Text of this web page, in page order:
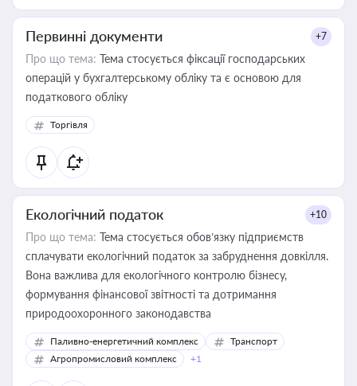
Первинні документи +7
Про що тема: Тема стосується фіксації господарських
операцій у бухгалтерському обліку та є основою для
податкового обліку
Торгівля
Екологічний податок +10
Про що тема: Тема стосується обов’язку підприємств
сплачувати екологічний податок за забруднення довкілля.
Вона важлива для екологічного контролю бізнесу,
формування фінансової звітності та дотримання
природоохоронного законодавства
Паливно-енергетичний комплекс
Транспорт
Агропромисловий комплекс
+1